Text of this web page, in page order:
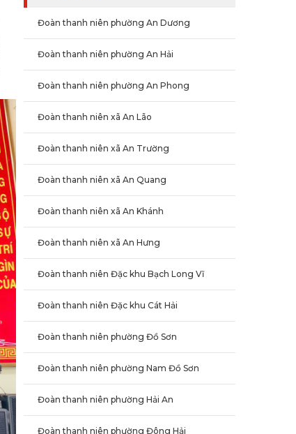
Đoàn thanh niên phường An Dương
Đoàn thanh niên phường An Hải
Đoàn thanh niên phường An Phong
Đoàn thanh niên xã An Lão
Đoàn thanh niên xã An Trường
Đoàn thanh niên xã An Quang
Đoàn thanh niên xã An Khánh
Đoàn thanh niên xã An Hưng
Đoàn thanh niên Đặc khu Bạch Long Vĩ
Đoàn thanh niên Đặc khu Cát Hải
Đoàn thanh niên phường Đồ Sơn
Đoàn thanh niên phường Nam Đồ Sơn
Đoàn thanh niên phường Hải An
Đoàn thanh niên phường Đông Hải